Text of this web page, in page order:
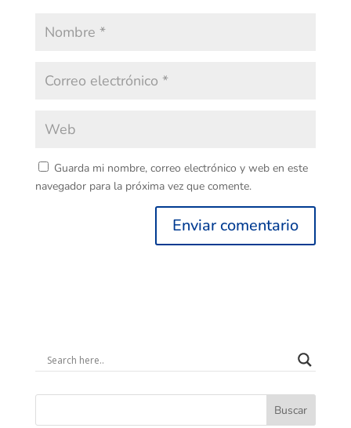
Guarda mi nombre, correo electrónico y web en este
navegador para la próxima vez que comente.
Buscar